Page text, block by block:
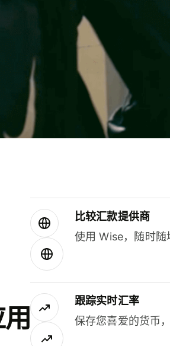
比较汇款提供商
使用 Wise，随时随
跟踪实时汇率
保存您喜爱的货币